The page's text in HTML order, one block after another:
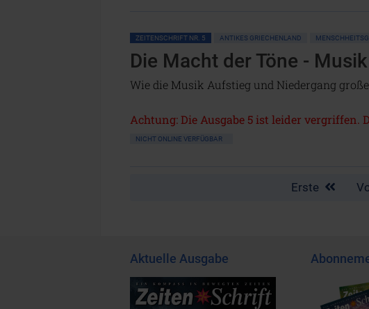
ZEITENSCHRIFT NR. 5 ANTIKES GRIECHENLAND
Die Macht der Töne -
Wie die Musik Aufstieg und Niedergang
Achtung: Die Ausgabe 5 ist leider
NICHT ONLINE VERFÜGBAR
Erste
Aktuelle Ausgabe